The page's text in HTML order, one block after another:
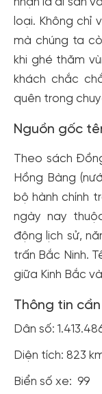
loại. Không chỉ
mà chúng ta
khi ghé thăm
khách chắc
quên trong
Nguồn gốc
Theo sách
Hồng Bàng
bộ hành chính
ngày nay
động lịch sử,
trấn Bắc Ninh.
giữa Kinh Bắc
Thông tin
Dân số:
Diện tích: 823
Biển số xe: 99